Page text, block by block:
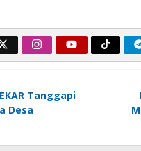
Tanggapi
Desa